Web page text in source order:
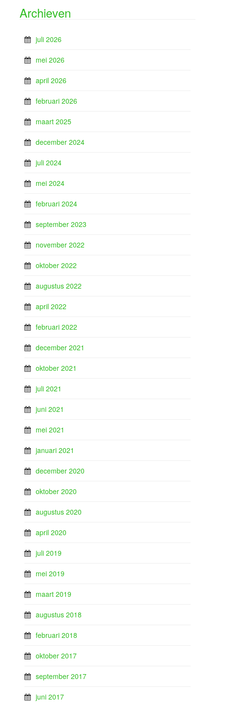
Archieven
juli 2026
mei 2026
april 2026
februari 2026
maart 2025
december 2024
juli 2024
mei 2024
februari 2024
september 2023
november 2022
oktober 2022
augustus 2022
april 2022
februari 2022
december 2021
oktober 2021
juli 2021
juni 2021
mei 2021
januari 2021
december 2020
oktober 2020
augustus 2020
april 2020
juli 2019
mei 2019
maart 2019
augustus 2018
februari 2018
oktober 2017
september 2017
juni 2017